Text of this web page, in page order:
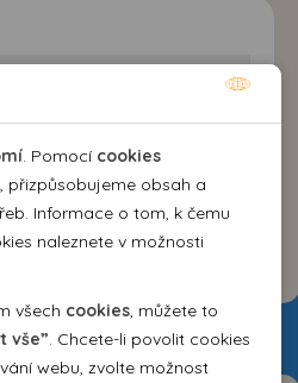
. Pomocí cookies
přizpůsobujeme obsah a
Informace o tom, k čemu
naleznete v možnosti
všech cookies, můžete to
vše”. Chcete-li povolit cookies
webu, zvolte možnost
byla webová stránka
funkce jako navigace
sekcím webové stránky.
fungovat bez těchto
můžeme měřit návštěvnost